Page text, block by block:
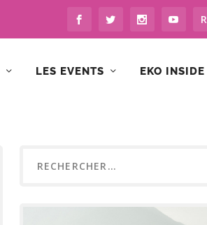
LES EVENTS EKO INSIDE